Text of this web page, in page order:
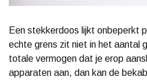
Een stekkerdoos lijkt onbeperkt
echte grens zit niet in het aantal
totale vermogen dat je erop
apparaten aan, dan kan de